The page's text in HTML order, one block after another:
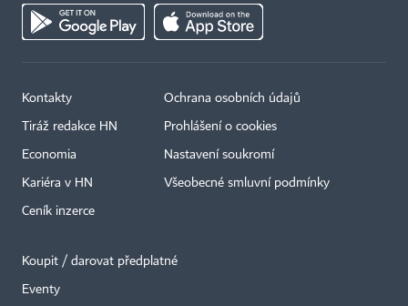
Kontakty
Tiráž redakce HN
Economia
Kariéra v HN
Ceník inzerce
Ochrana osobních údajů
Prohlášení o cookies
Nastavení soukromí
Všeobecné smluvní podmínky
Koupit / darovat předplatné
Eventy